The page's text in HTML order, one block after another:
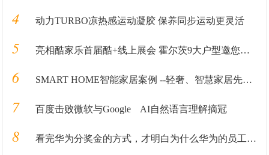
4 动力TURBO凉热感运动凝胶 保养同步运动更灵活
5 亮相酷家乐首届酷+线上展会 霍尔茨9大户型邀您抢鲜看！
6 SMART HOME智能家居案例 --轻奢、智慧家居先行者
7 百度击败微软与Google AI自然语言理解摘冠
8 看完华为分奖金的方式，才明白为什么华为的员工能够奋斗再奋斗